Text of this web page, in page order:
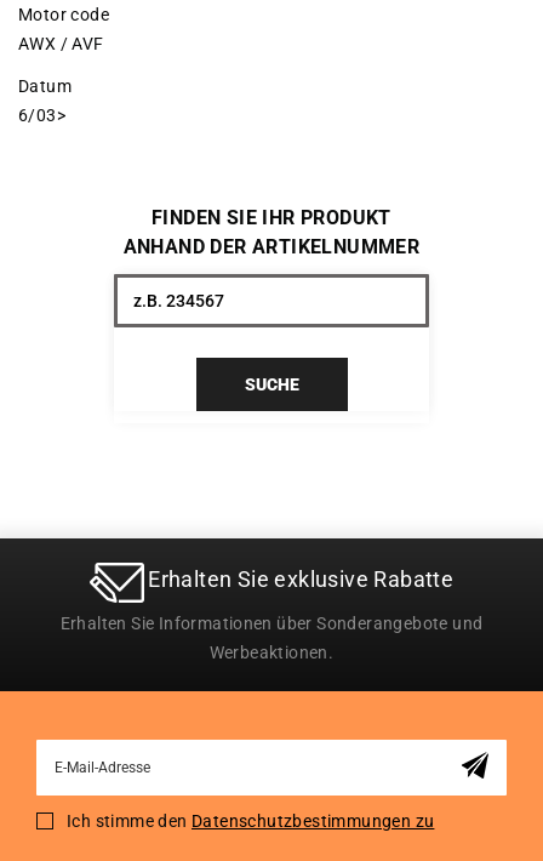
Motor code
AWX / AVF
Datum
6/03>
FINDEN SIE IHR PRODUKT
ANHAND DER ARTIKELNUMMER
SUCHE
Erhalten Sie exklusive Rabatte
Erhalten Sie Informationen über Sonderangebote und
Werbeaktionen.
for
Ich stimme den Datenschutzbestimmungen zu